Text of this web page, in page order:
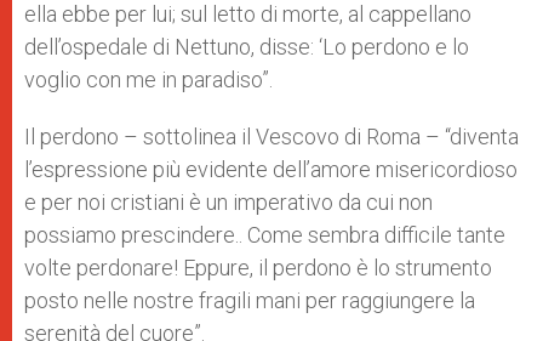
ella ebbe per lui; sul letto di morte, al cappellano
dell’ospedale di Nettuno, disse: ‘Lo perdono e lo
voglio con me in paradiso”.
Il perdono – sottolinea il Vescovo di Roma – “diventa
l’espressione più evidente dell’amore misericordioso
e per noi cristiani è un imperativo da cui non
possiamo prescindere.. Come sembra difficile tante
volte perdonare! Eppure, il perdono è lo strumento
posto nelle nostre fragili mani per raggiungere la
serenità del cuore”.